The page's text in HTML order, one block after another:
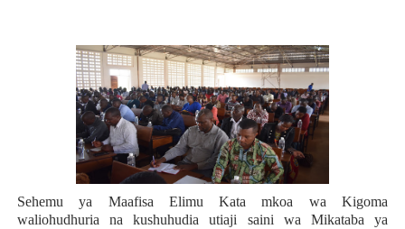
Sehemu ya Maafisa Elimu Kata mkoa wa Kigoma
waliohudhuria na kushuhudia utiaji saini wa Mikataba ya